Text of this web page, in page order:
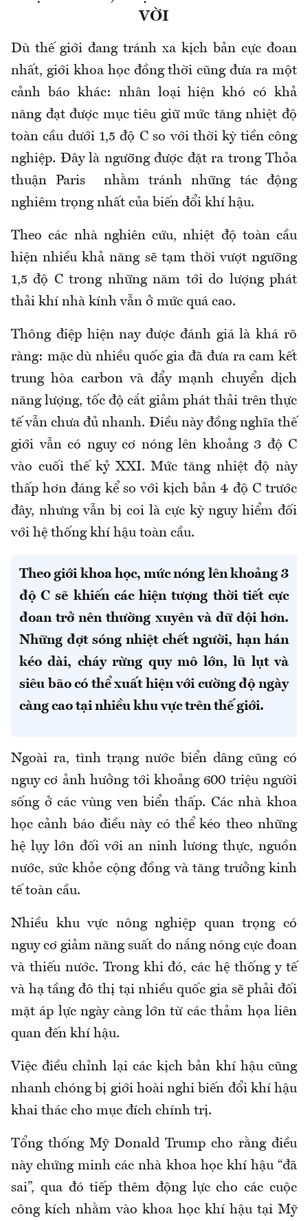
VỜI
Dù thế giới đang tránh xa kịch bản cực đoan
nhất, giới khoa học đồng thời cũng đưa ra một
cảnh báo khác: nhân loại hiện khó có khả
năng đạt được mục tiêu giữ mức tăng nhiệt độ
toàn cầu dưới 1,5 độ C so với thời kỳ tiền công
nghiệp. Đây là ngưỡng được đặt ra trong Thỏa
thuận Paris nhằm tránh những tác động
nghiêm trọng nhất của biến đổi khí hậu.
Theo các nhà nghiên cứu, nhiệt độ toàn cầu
hiện nhiều khả năng sẽ tạm thời vượt ngưỡng
1,5 độ C trong những năm tới do lượng phát
thải khí nhà kính vẫn ở mức quá cao.
Thông điệp hiện nay được đánh giá là khá rõ
ràng: mặc dù nhiều quốc gia đã đưa ra cam kết
trung hòa carbon và đẩy mạnh chuyển dịch
năng lượng, tốc độ cắt giảm phát thải trên thực
tế vẫn chưa đủ nhanh. Điều này đồng nghĩa thế
giới vẫn có nguy cơ nóng lên khoảng 3 độ C
vào cuối thế kỷ XXI. Mức tăng nhiệt độ này
thấp hơn đáng kể so với kịch bản 4 độ C trước
đây, nhưng vẫn bị coi là cực kỳ nguy hiểm đối
với hệ thống khí hậu toàn cầu.
Theo giới khoa học, mức nóng lên khoảng 3
độ C sẽ khiến các hiện tượng thời tiết cực
đoan trở nên thường xuyên và dữ dội hơn.
Những đợt sóng nhiệt chết người, hạn hán
kéo dài, cháy rừng quy mô lớn, lũ lụt và
siêu bão có thể xuất hiện với cường độ ngày
càng cao tại nhiều khu vực trên thế giới.
Ngoài ra, tình trạng nước biển dâng cũng có
nguy cơ ảnh hưởng tới khoảng 600 triệu người
sống ở các vùng ven biển thấp. Các nhà khoa
học cảnh báo điều này có thể kéo theo những
hệ lụy lớn đối với an ninh lương thực, nguồn
nước, sức khỏe cộng đồng và tăng trưởng kinh
tế toàn cầu.
Nhiều khu vực nông nghiệp quan trọng có
nguy cơ giảm năng suất do nắng nóng cực đoan
và thiếu nước. Trong khi đó, các hệ thống y tế
và hạ tầng đô thị tại nhiều quốc gia sẽ phải đối
mặt áp lực ngày càng lớn từ các thảm họa liên
quan đến khí hậu.
Việc điều chỉnh lại các kịch bản khí hậu cũng
nhanh chóng bị giới hoài nghi biến đổi khí hậu
khai thác cho mục đích chính trị.
Tổng thống Mỹ Donald Trump cho rằng điều
này chứng minh các nhà khoa học khí hậu “đã
sai”, qua đó tiếp thêm động lực cho các cuộc
công kích nhằm vào khoa học khí hậu tại Mỹ